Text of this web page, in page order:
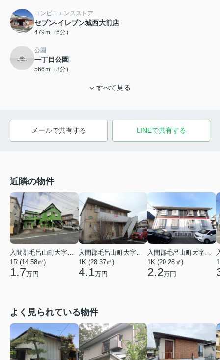
コンビニエンスストア
セブン-イレブン城西大前店
479ｍ（6分）
公園
一丁目公園
566ｍ（8分）
すべて見る
メールで共有する LINEで共有する
近隣の物件
入間郡毛呂山町大字前久保
1R (14.58㎡)
1.7万円
入間郡毛呂山町大字小田谷
1K (28.37㎡)
4.1万円
入間郡毛呂山町大字下川原
1K (20.28㎡)
2.2万円
よく見られている物件